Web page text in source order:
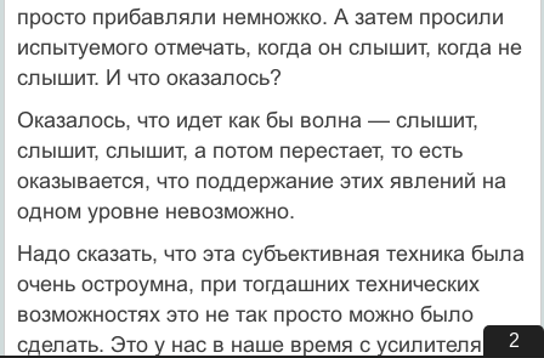
просто прибавляли немножко. А затем просили
испытуемого отмечать, когда он слышит, когда не
слышит. И что оказалось?
Оказалось, что идет как бы волна — слышит,
слышит, слышит, а потом перестает, то есть
оказывается, что поддержание этих явлений на
одном уровне невозможно.
Надо сказать, что эта субъективная техника была
очень остроумна, при тогдашних технических
возможностях это не так просто можно было
сделать. Это у нас в наше время с усилителями,1